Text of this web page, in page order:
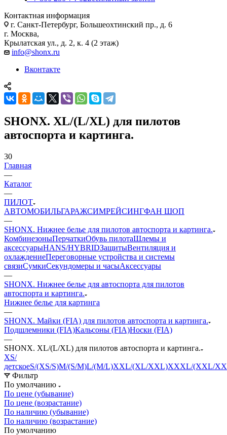
Контактная информация
г. Санкт-Петербург, Большеохтинский пр., д. 6
г. Москва,
Крылатская ул., д. 2, к. 4 (2 этаж)
info@shonx.ru
Вконтакте
SHONX. XL/(L/XL) для пилотов
автоспорта и картинга.
30
Главная
—
Каталог
—
ПИЛОТ
АВТОМОБИЛЬГАРАЖСИМРЕЙСИНГФАН ШОП
—
SHONX. Нижнее белье для пилотов автоспорта и картинга.
КомбинезоныПерчаткиОбувь пилотаШлемы и
аксессуарыHANS/HYBRIDЗащитыВентиляция и
охлаждениеПереговорные устройства и системы
связиСумкиСекундомеры и часыАксессуары
—
SHONX. Нижнее белье для автоспорта для пилотов
автоспорта и картинга.
Нижнее белье для картинга
—
SHONX. Майки (FIA) для пилотов автоспорта и картинга.
Подшлемники (FIA)Кальсоны (FIA)Носки (FIA)
—
SHONX. XL/(L/XL) для пилотов автоспорта и картинга.
XS/
детскоеS/(XS/S)M/(S/M)L/(M/L)XXL/(XL/XXL)XXXL/(XXL/
Фильтр
По умолчанию
По цене (убывание)
По цене (возрастание)
По наличию (убывание)
По наличию (возрастание)
По умолчанию